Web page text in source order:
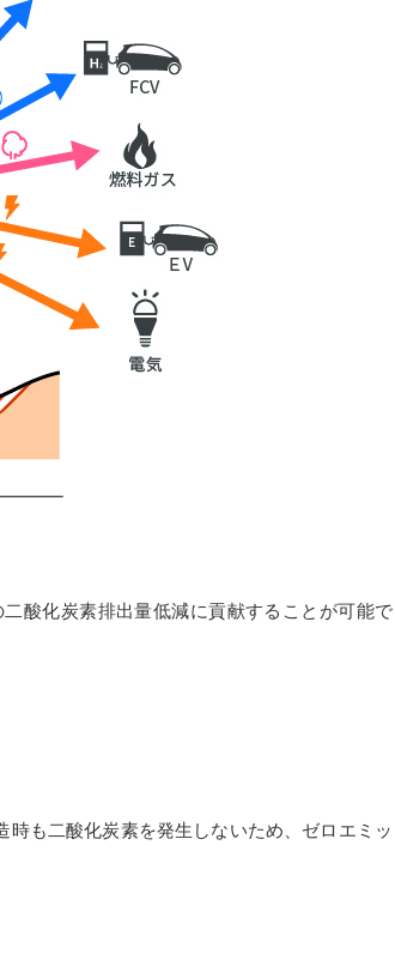
酸化炭素排出量低減に貢献することが可能で
も二酸化炭素を発生しないため、ゼロエミッ